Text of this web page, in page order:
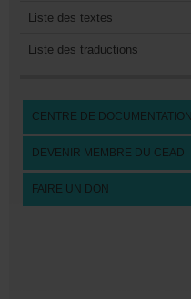
Listedestextes
Listedestraductions
CENTREDEDOCUMENTATION
DEVENIRMEMBREDUCEAD
FAIREUNDON